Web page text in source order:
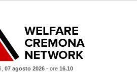
07 agosto 2026 - ore 16.10